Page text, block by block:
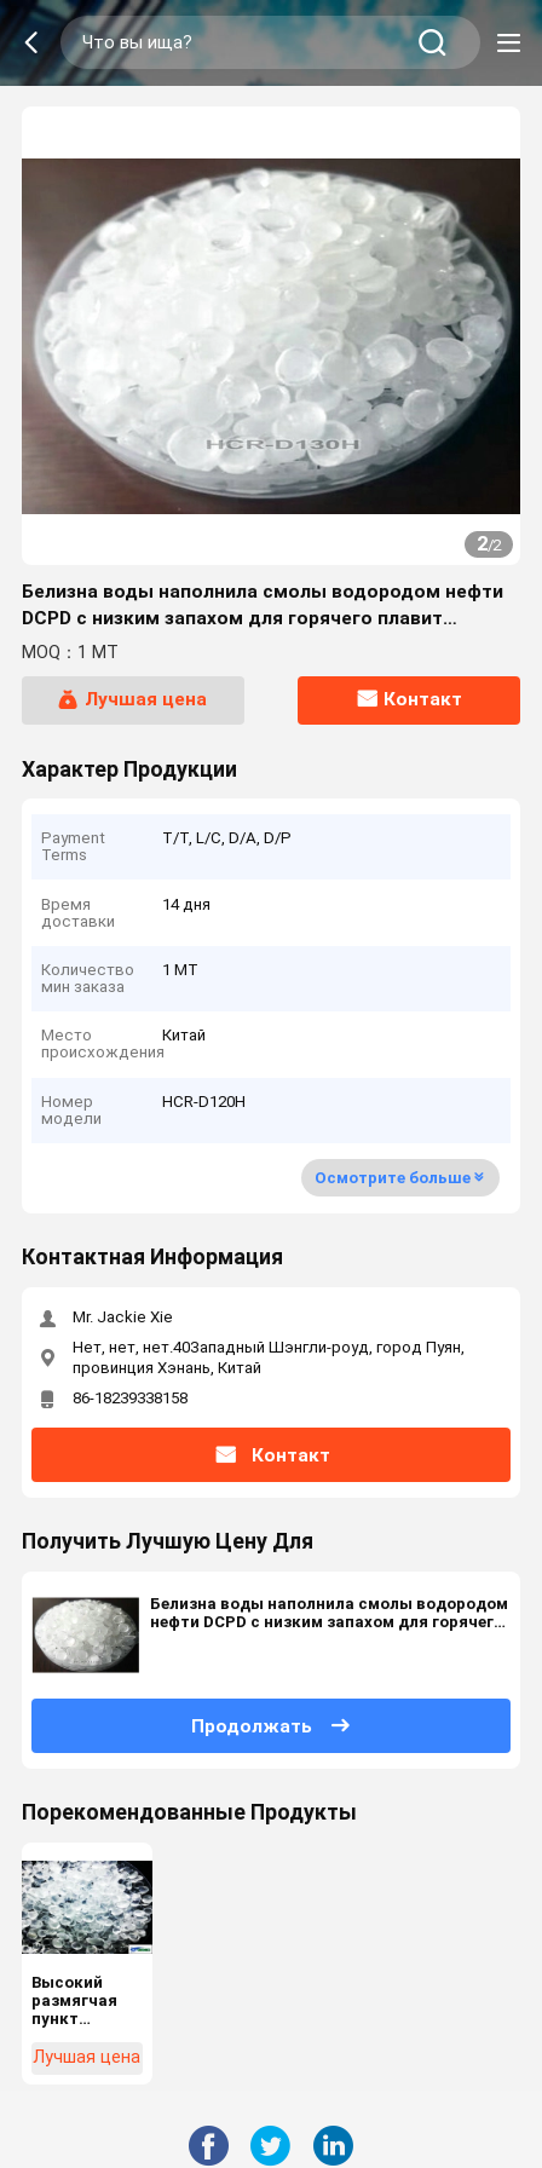
2/2
Белизна воды наполнила смолы водородом нефти
DCPD с низким запахом для горячего плавит
прилипатели
MOQ：1 MT
Лучшая цена Контакт
Характер Продукции
Payment
Terms
T/T, L/C, D/A, D/P
Время
доставки
14 дня
Количество
мин заказа
1 MT
Место
происхождения
Китай
Номер
модели
HCR-D120H
Осмотрите больше
Контактная Информация
Mr. Jackie Xie
Нет, нет, нет.40Западный Шэнгли-роуд, город Пуян,
провинция Хэнань, Китай
86-18239338158
Контакт
Получить Лучшую Цену Для
Белизна воды наполнила смолы водородом
нефти DCPD с низким запахом для горячего
Продолжать
Порекомендованные Продукты
Высокий
размягчая
пункт
смолы
Лучшая цена